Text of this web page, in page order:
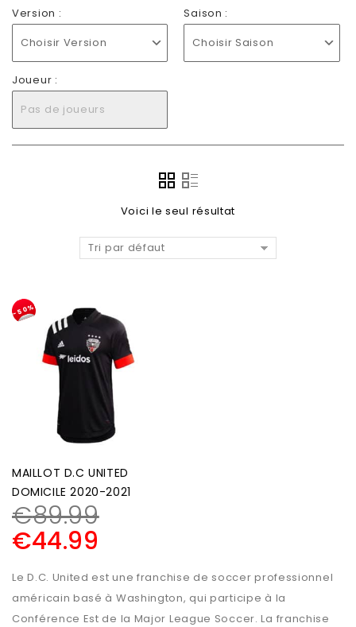
Version :
Choisir Version
Saison :
Choisir Saison
Joueur :
Pas de joueurs
Voici le seul résultat
Tri par défaut
-50%
MAILLOT D.C UNITED
DOMICILE 2020-2021
€89.99
€44.99
Le D.C. United est une franchise de soccer professionnel
américain basé à Washington, qui participe à la
Conférence Est de la Major League Soccer. La franchise